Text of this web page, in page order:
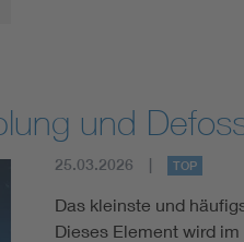
und
25.03.2026 TOP
Das kleinste und
Dieses Element wird